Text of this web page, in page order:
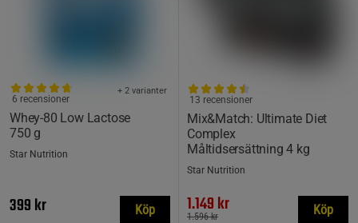
Whey-80 Low Lactose
750 g
+ 2 varianter
6 recensioner
Star Nutrition
399 kr Köp
Mix&Match: Ultimate Diet
Complex
Måltidsersättning 4 kg
13 recensioner
Star Nutrition
1.149 kr
1.596 kr Köp